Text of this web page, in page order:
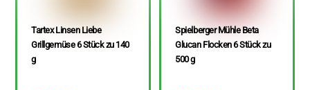
Tartex Linsen Liebe
Grillgemüse 6 Stück zu 140
g
Spielberger Mühle Beta
Glucan Flocken 6 Stück zu
500 g